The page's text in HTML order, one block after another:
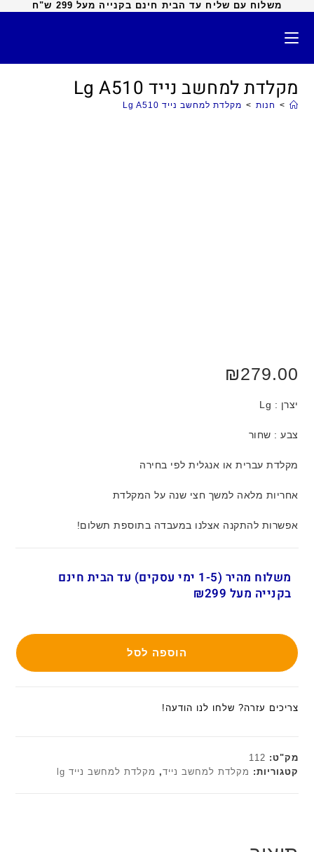
משלוח עם שליח עד הבית חינם בקנייה מעל 299 ש"ח
מקלדת למחשב נייד Lg A510
> חנות > מקלדת למחשב נייד Lg A510
₪279.00
יצרן : Lg
צבע : שחור
מקלדת עברית או אנגלית לפי בחירה
אחריות מלאה למשך חצי שנה על המקלדת
אפשרות להתקנה אצלנו במעבדה בתוספת תשלום!
משלוח מהיר (1-5 ימי עסקים) עד הבית חינם
בקנייה מעל ₪299
הוספה לסל
צריכים עזרה? שלחו לנו הודעה!
מק"ט: 112
קטגוריות: מקלדת למחשב נייד, מקלדת למחשב נייד lg